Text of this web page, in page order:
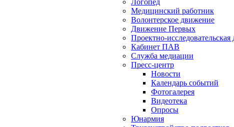
Логопед
Медицинский работник
Волонтерское движение
Движение Первых
Проектно-исследовательская
Кабинет ПАВ
Служба медиации
Пресс-центр
Новости
Календарь событий
Фотогалерея
Видеотека
Опросы
Юнармия